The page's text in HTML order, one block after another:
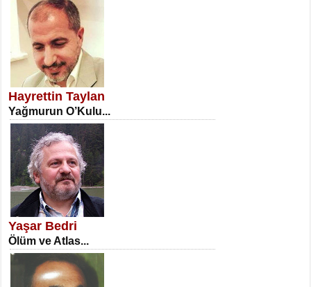
SATILMIŞ ÜMİT ÇETİNKAYA
Erkenlik...
NECLA DİLEK ARSLAN
Öğretmenler Günü Mahkemesi...
Hayrettin Taylan
Yağmurun O’Kulu...
Yaşar Bedri
Ölüm ve Atlas...